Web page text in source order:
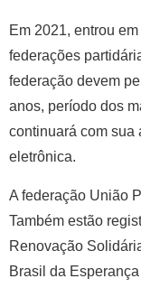
Em 2021, entrou
federações
federação devem
anos, período dos
continuará com sua
eletrônica.
A federação União
Também estão
Renovação
Brasil da